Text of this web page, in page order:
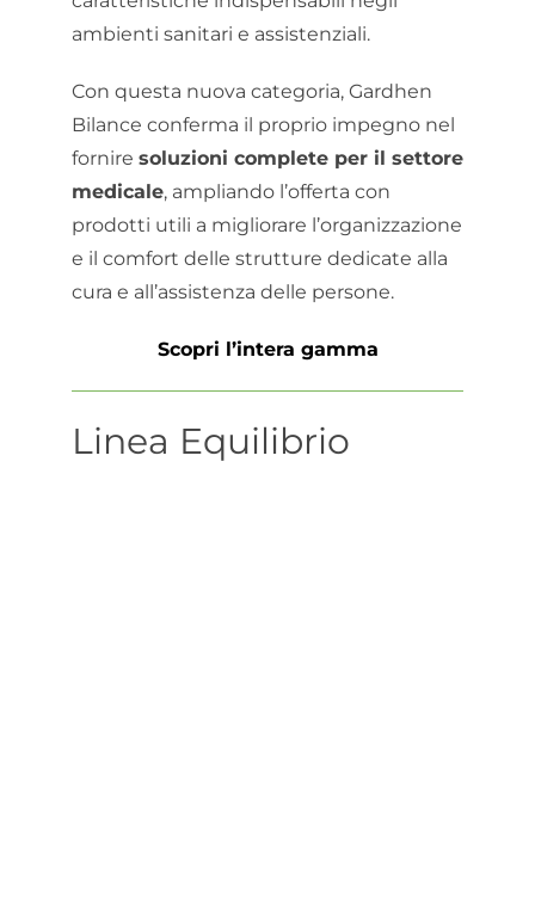
ambienti sanitari e assistenziali.
Con questa nuova categoria, Gardhen
Bilance conferma il proprio impegno nel
fornire soluzioni complete per il settore
medicale, ampliando l’offerta con
prodotti utili a migliorare l’organizzazione
e il comfort delle strutture dedicate alla
cura e all’assistenza delle persone.
Scopri l’intera gamma
Linea Equilibrio